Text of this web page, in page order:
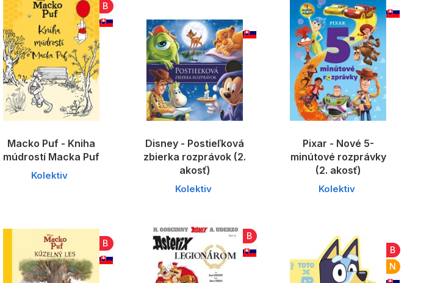
B
Macko Puf - Kniha
múdrostí Macka Puf
Kolektiv
Disney - Postieľková
zbierka rozprávok (2.
akosť)
Kolektiv
Pixar - Nové 5-
minútové rozprávky
(2. akosť)
Kolektiv
B
B
B
N